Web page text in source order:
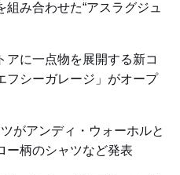
み合わせた“アスラグジュ
アに一点物を展開する新コ
フシーガレージ」がオープ
がアンディ・ウォーホルと
ー柄のシャツなど発表